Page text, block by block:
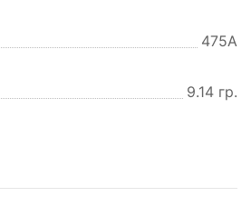
475А
9.14 гр.